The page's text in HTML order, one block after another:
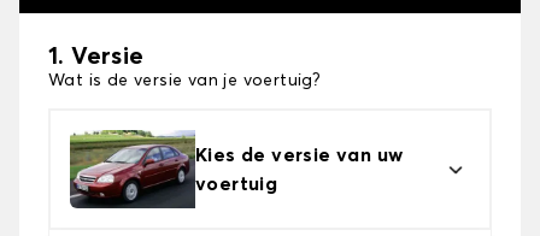
1. Versie
Wat is de versie van je voertuig?
Kies de versie van uw
voertuig